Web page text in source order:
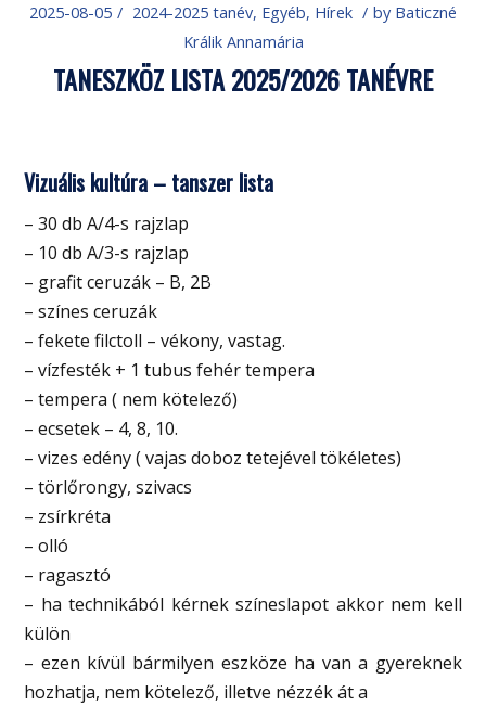
2025-08-05 / 2024-2025 tanév, Egyéb, Hírek / by Baticzné
Králik Annamária
TANESZKÖZ LISTA 2025/2026 TANÉVRE
Vizuális kultúra – tanszer lista
– 30 db A/4-s rajzlap
– 10 db A/3-s rajzlap
– grafit ceruzák – B, 2B
– színes ceruzák
– fekete filctoll – vékony, vastag.
– vízfesték + 1 tubus fehér tempera
– tempera ( nem kötelező)
– ecsetek – 4, 8, 10.
– vizes edény ( vajas doboz tetejével tökéletes)
– törlőrongy, szivacs
– zsírkréta
– olló
– ragasztó
– ha technikából kérnek színeslapot akkor nem kell
külön
– ezen kívül bármilyen eszköze ha van a gyereknek
hozhatja, nem kötelező, illetve nézzék át a